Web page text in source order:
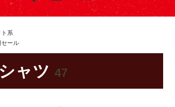
ト系
ール
ャツ 47